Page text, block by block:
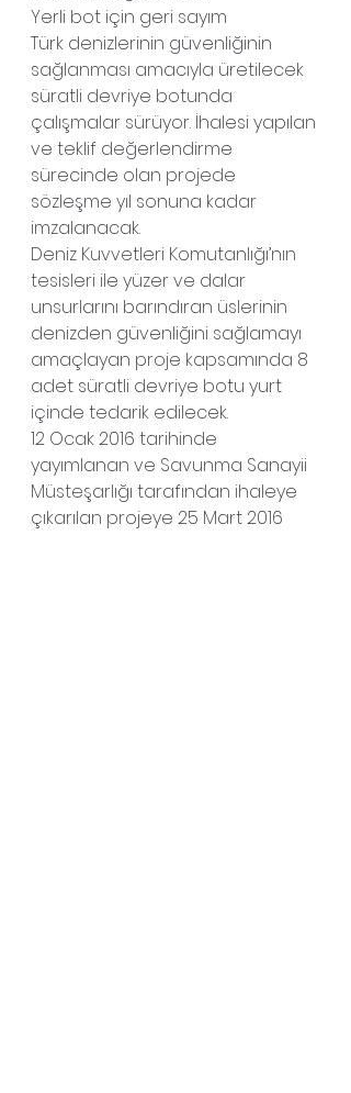
Yerli bot için geri sayım
Türk denizlerinin güvenliğinin
sağlanması amacıyla üretilecek
süratli devriye botunda
çalışmalar sürüyor. İhalesi yapılan
ve teklif değerlendirme
sürecinde olan projede
sözleşme yıl sonuna kadar
imzalanacak.
Deniz Kuvvetleri Komutanlığı’nın
tesisleri ile yüzer ve dalar
unsurlarını barındıran üslerinin
denizden güvenliğini sağlamayı
amaçlayan proje kapsamında 8
adet süratli devriye botu yurt
içinde tedarik edilecek.
12 Ocak 2016 tarihinde
yayımlanan ve Savunma Sanayii
Müsteşarlığı tarafından ihaleye
çıkarılan projeye 25 Mart 2016